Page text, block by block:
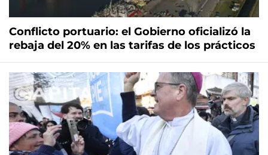
Conflicto portuario: el Gobierno oficializó la
rebaja del 20% en las tarifas de los prácticos